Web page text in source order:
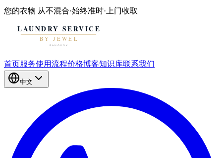
您的衣物 从不混合·始终准时· 上门收取
首页服务使用流程价格博客知识库联系我们
中文